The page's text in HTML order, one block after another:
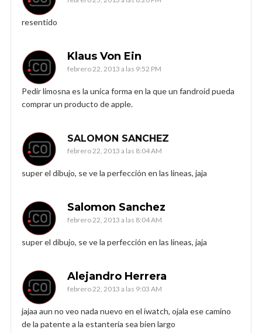
resentido
Klaus Von Ein
febrero 22, 2013 a las 9:52 PM
Pedir limosna es la unica forma en la que un fandroid pueda
comprar un producto de apple.
SALOMON SANCHEZ
febrero 22, 2013 a las 8:04 AM
super el dibujo, se ve la perfección en las lineas, jaja
Salomon Sanchez
febrero 22, 2013 a las 8:04 AM
super el dibujo, se ve la perfección en las lineas, jaja
Alejandro Herrera
febrero 22, 2013 a las 9:03 AM
jajaa aun no veo nada nuevo en el iwatch, ojala ese camino
de la patente a la estantería sea bien largo